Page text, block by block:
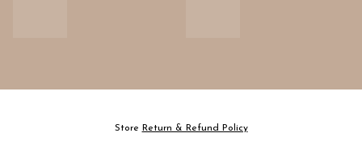
Store Return & Refund Policy